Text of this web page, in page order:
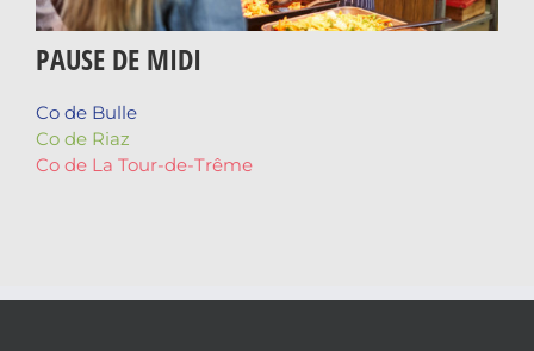
PAUSE DE MIDI
Co de Bulle
Co de Riaz
Co de La Tour-de-Trême